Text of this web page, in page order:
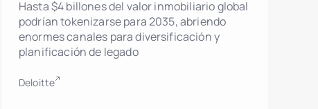
Hasta $4 billones del valor inmobiliario global
podrían tokenizarse para 2035, abriendo
enormes canales para diversificación y
planificación de legado
Deloitte
inmobiliarios
ERC-3643 (Security Token)